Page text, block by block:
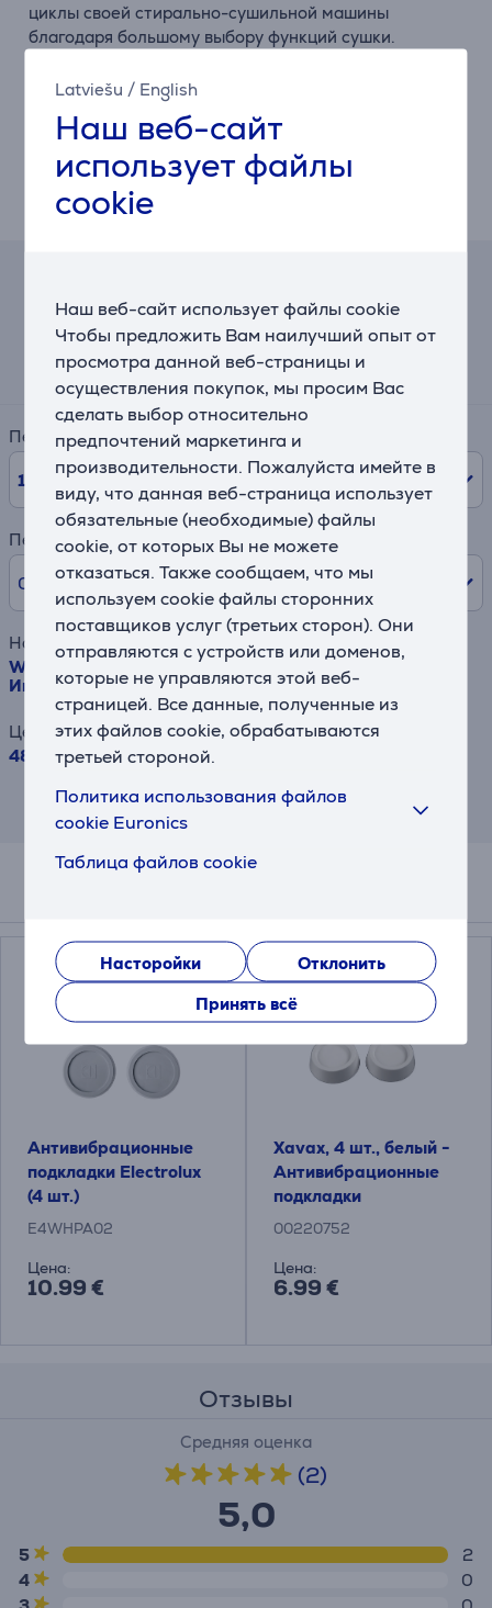
Latviešu / English
Наш веб-сайт
использует файлы
cookie
Наш веб-сайт использует файлы cookie
Чтобы предложить Вам наилучший опыт от
просмотра данной веб-страницы и
осуществления покупок, мы просим Вас
сделать выбор относительно
предпочтений маркетинга и
производительности. Пожалуйста имейте в
виду, что данная веб-страница использует
обязательные (необходимые) файлы
cookie, от которых Вы не можете
отказаться. Также сообщаем, что мы
используем cookie файлы сторонних
поставщиков услуг (третьих сторон). Они
отправляются с устройств или доменов,
которые не управляются этой веб-
страницей. Все данные, полученные из
этих файлов cookie, обрабатываются
третьей стороной.
Политика использования файлов
cookie Euronics
Таблица файлов cookie
Насторойки
Отклонить
Принять всё
циклы своей стирально-сушильной машины
благодаря большому выбору функций сушки.
ТОЛЬКО СУШКА
Данная функция позволяет сушить выстиранное
вручную белье без прохождения цикла стирки. Если
Вам нужно только высушить одежду, то Вы сможете
использовать данную функцию, пропустив цикл
стирки.
Примерный размер ежемесячного платежа
52 €
Период
10 мес.
Первый взнос
0% /0,00 €
Наименование товара
Whirlpool, 7 кг / 5 кг, глубина 55 см, 1400 об/мин -
Интегрируемая стирально-сушильная машина
Цена
489.99 €
Результат информативен и основан на
приблизительной оценке.
Антивибрационные
подкладки Electrolux
(4 шт.)
E4WHPA02
Цена:
10.99 €
Xavax, 4 шт., белый -
Антивибрационные
подкладки
00220752
Цена:
6.99 €
Отзывы
Средняя оценка
(2)
5,0
5
2
4
0